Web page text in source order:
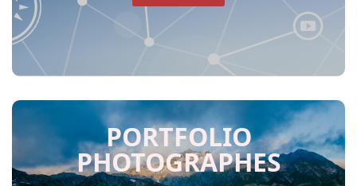
PORTFOLIO
PHOTOGRAPHES